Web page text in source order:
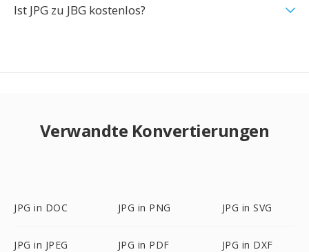
Ist JPG zu JBG kostenlos?
Verwandte Konvertierungen
JPG in DOC JPG in PNG JPG in SVG
JPG in JPEG JPG in PDF JPG in DXF